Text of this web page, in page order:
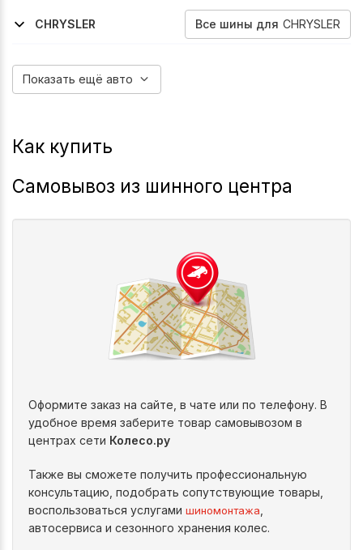
2011-2016
1996-2006
2011-2016
2020-2026
2016-2023
2019-2026
CHRYSLER
Все шины для CHRYSLER
Показать ещё авто
Как купить
Самовывоз из шинного центра
Оформите заказ на сайте, в чате или по телефону. В
удобное время заберите товар самовывозом в
центрах сети Колесо.ру
Также вы сможете получить профессиональную
консультацию, подобрать сопутствующие товары,
воспользоваться услугами шиномонтажа
автосервиса и сезонного хранения колес.